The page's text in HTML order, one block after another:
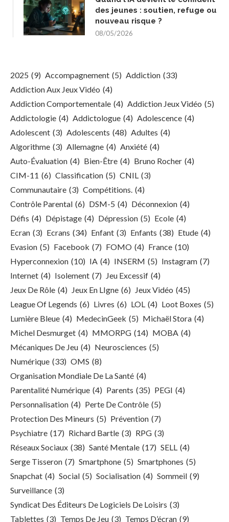
des jeunes : soutien, refuge ou
nouveau risque ?
08/05/2026
2025 (9) Accompagnement (5) Addiction (33)
Addiction Aux Jeux Vidéo (4)
Addiction Comportementale (4) Addiction Jeux Vidéo (5)
Addictologie (4) Addictologue (4) Adolescence (4)
Adolescent (3) Adolescents (48) Adultes (4)
Algorithme (3) Allemagne (4) Anxiété (4)
Auto-Évaluation (4) Bien-Être (4) Bruno Rocher (4)
CIM-11 (6) Classification (5) CNIL (3)
Communautaire (3) Compétitions. (4)
Contrôle Parental (6) DSM-5 (4) Déconnexion (4)
Défis (4) Dépistage (4) Dépression (5) Ecole (4)
Ecran (3) Ecrans (34) Enfant (3) Enfants (38) Etude (4)
Evasion (5) Facebook (7) FOMO (4) France (10)
Hyperconnexion (10) IA (4) INSERM (5) Instagram (7)
Internet (4) Isolement (7) Jeu Excessif (4)
Jeux De Rôle (4) Jeux En LIgne (6) Jeux Vidéo (45)
League Of Legends (6) Livres (6) LOL (4) Loot Boxes (5)
Lumière Bleue (4) MedecinGeek (5) Michaël Stora (4)
Michel Desmurget (4) MMORPG (14) MOBA (4)
Mécaniques De Jeu (4) Neurosciences (5)
Numérique (33) OMS (8)
Organisation Mondiale De La Santé (4)
Parentalité Numérique (4) Parents (35) PEGI (4)
Personnalisation (4) Perte De Contrôle (5)
Protection Des Mineurs (5) Prévention (7)
Psychiatre (17) Richard Bartle (3) RPG (3)
Réseaux Sociaux (38) Santé Mentale (17) SELL (4)
Serge Tisseron (7) Smartphone (5) Smartphones (5)
Snapchat (4) Social (5) Socialisation (4) Sommeil (9)
Surveillance (3)
Syndicat Des Éditeurs De Logiciels De Loisirs (3)
Tablettes (3) Temps De Jeu (3) Temps D’écran (9)